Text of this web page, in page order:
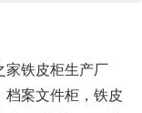
家铁皮柜生产厂
档案文件柜，铁皮